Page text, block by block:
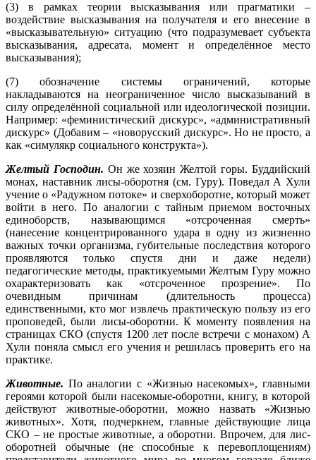
(3) в рамках теории высказывания или прагматики –
воздействие высказывания на получателя и его внесение в
«высказывательную» ситуацию (что подразумевает субъекта
высказывания, адресата, момент и определённое место
высказывания);
(7) обозначение системы ограничений, которые
накладываются на неограниченное число высказываний в
силу определённой социальной или идеологической позиции.
Например: «феминистический дискурс», «административный
дискурс» (Добавим – «новорусский дискурс». Но не просто, а
как «симулякр социального конструкта»).
Желтый Господин. Он же хозяин Желтой горы. Буддийский
монах, наставник лисы-оборотня (см. Гуру). Поведал А Хули
учение о «Радужном потоке» и сверхоборотне, который может
войти в него. По аналогии с тайным приемом восточных
единоборств, называющимся «отсроченная смерть»
(нанесение концентрированного удара в одну из жизненно
важных точки организма, губительные последствия которого
проявляются только спустя дни и даже недели)
педагогические методы, практикуемыми Желтым Гуру можно
охарактеризовать как «отсроченное прозрение». По
очевидным причинам (длительность процесса)
единственными, кто мог извлечь практическую пользу из его
проповедей, были лисы-оборотни. К моменту появления на
страницах СКО (спустя 1200 лет после встречи с монахом) А
Хули поняла смысл его учения и решилась проверить его на
практике.
Животные. По аналогии с «Жизнью насекомых», главными
героями которой были насекомые-оборотни, книгу, в которой
действуют животные-оборотни, можно назвать «Жизнью
животных». Хотя, подчеркнем, главные действующие лица
СКО – не простые животные, а оборотни. Впрочем, для лис-
оборотней обычные (не способные к перевоплощениям)